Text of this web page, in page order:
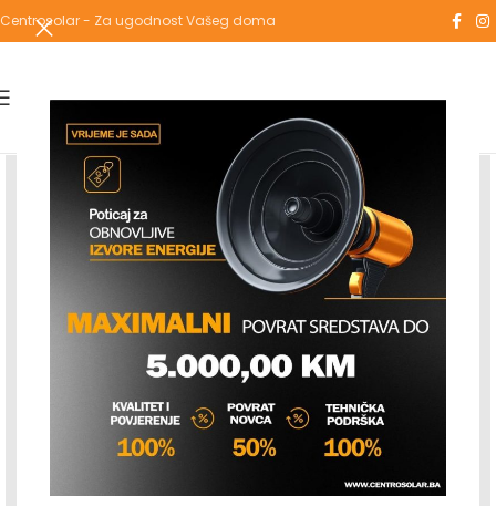
Centrosolar - Za ugodnost Vašeg doma